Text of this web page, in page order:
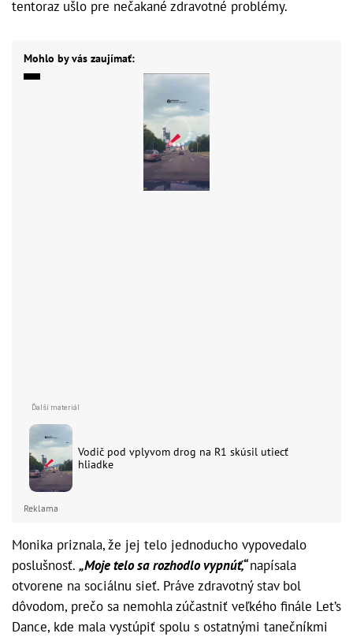
tentoraz ušlo pre nečakané zdravotné problémy.
Mohlo by vás zaujímať:
Vodič pod vplyvom drog na R1 skúsil utiecť
hliadke
Reklama
Monika priznala, že jej telo jednoducho vypovedalo
poslušnosť. „Moje telo sa rozhodlo vypnúť,“napísala
otvorene na sociálnu sieť. Práve zdravotný stav bol
dôvodom, prečo sa nemohla zúčastniť veľkého finále Let’s
Dance, kde mala vystúpiť spolu s ostatnými tanečníkmi